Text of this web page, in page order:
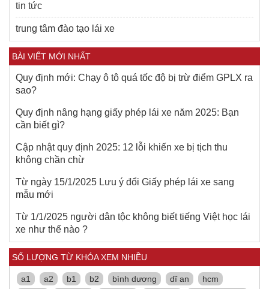
tin tức
trung tâm đào tạo lái xe
BÀI VIẾT MỚI NHẤT
Quy định mới: Chạy ô tô quá tốc độ bị trừ điểm GPLX ra
sao?
Quy định nâng hạng giấy phép lái xe năm 2025: Bạn
cần biết gì?
Cập nhật quy định 2025: 12 lỗi khiến xe bị tịch thu
không chần chừ
Từ ngày 15/1/2025 Lưu ý đổi Giấy phép lái xe sang
mẫu mới
Từ 1/1/2025 người dân tộc không biết tiếng Việt học lái
xe như thế nào ?
SỐ LƯỢNG TỪ KHÓA XEM NHIỀU
a1 a2 b1 b2 bình dương dĩ an
hcm